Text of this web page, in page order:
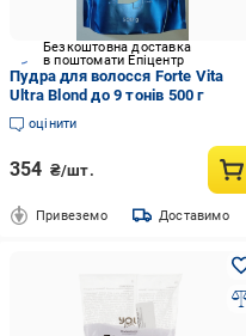
Безкоштовна доставка
в поштомати Епіцентр
Пудра для волосся Forte Vita
Ultra Blond до 9 тонів 500 г
оцінити
354 ₴/шт.
Привеземо Доставимо